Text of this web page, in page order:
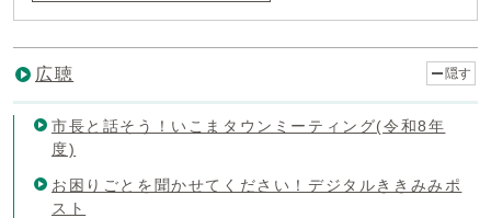
広聴 隠す
市長と話そう！いこまタウンミーティング(令和8年
度)
お困りごとを聞かせてください！デジタルききみみポ
スト